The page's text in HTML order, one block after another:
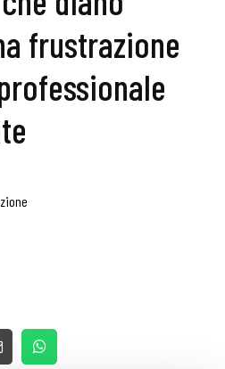
frustrazione